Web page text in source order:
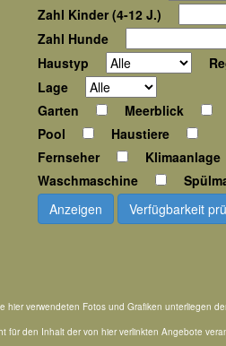
Zahl Kinder (4-12 J.)
Zahl Hunde
Haustyp
Lage
Garten
Meerblick
Pool
Haustiere
Fernseher
Klimaanlage
Waschmaschine
Anzeigen
Verfügbarkeit
hier verwendeten Fotos und Grafiken unterliegen
für den Inhalt der von hier verlinkten Angebote